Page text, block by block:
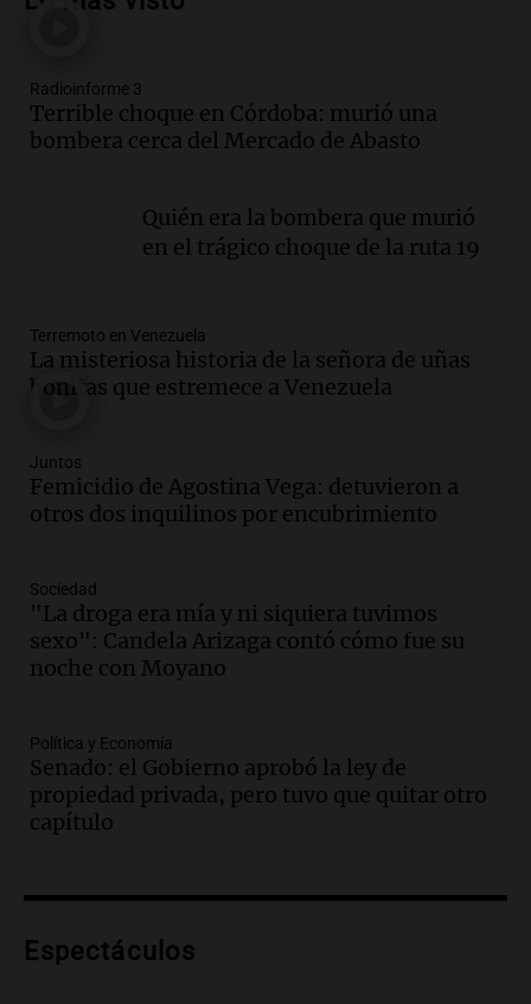
generan fuertes críticas
Audio.Docentes de Jujuy denuncian
descuentos de hasta 700.000 pesos en
sus salarios y genera alarma
Siniestro vial en Salta: una mujer
fallece tras perder el control de su
Episodios
Audio.Docentes de Jujuy enfrentan
descuentos de hasta 700.000 pesos en
Panorama Federal
Episodios
Audio.La justicia reconoce el COVID
docente fallecido en 2021
Panorama Federal
Episodios
Audio. Trágico siniestro vial en Salta:
Panorama Federal
Episodios
Audio. La justicia reconoce el COVID
como enfermedad laboral tras el
Audio.
Encuentran cuerpo en el Riacho
Santa Fe: se trataría de un hombre
Radioinforme 3
Terrible choque en Córdoba: murió una
bombera cerca del Mercado de Abasto
Quién era la bombera que murió
en el trágico choque de la ruta 19
Terremoto en Venezuela
La misteriosa historia de la señora de uñas
bonitas que estremece a Venezuela
Juntos
Femicidio de Agostina Vega: detuvieron a
otros dos inquilinos por encubrimiento
Sociedad
"La droga era mía y ni siquiera tuvimos
sexo": Candela Arizaga contó cómo fue su
noche con Moyano
Política y Economía
Senado: el Gobierno aprobó la ley de
propiedad privada, pero tuvo que quitar otro
capítulo
Espectáculos